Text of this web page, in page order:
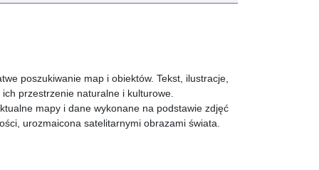
poszukiwanie map i obiektów. Tekst, ilustracje,
przestrzenie naturalne i kulturowe.
mapy i dane wykonane na podstawie zdjęć
urozmaicona satelitarnymi obrazami świata.